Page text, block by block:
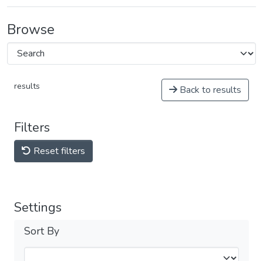
Browse
results Back to results
Filters
Reset filters
Settings
Sort By